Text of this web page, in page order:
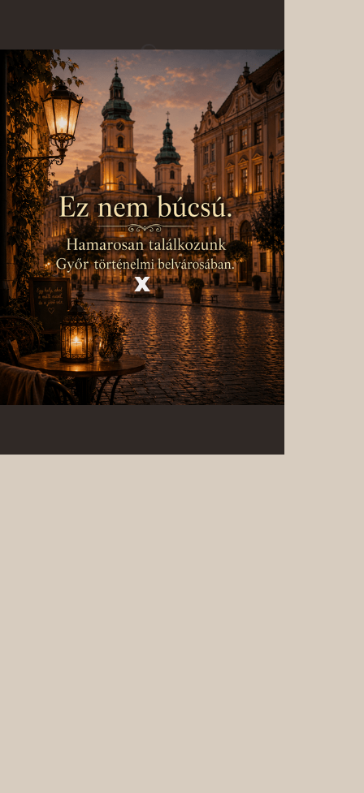
X
Tioman
KEZDŐLAP RÓLUNK ELÉRHETŐSÉG